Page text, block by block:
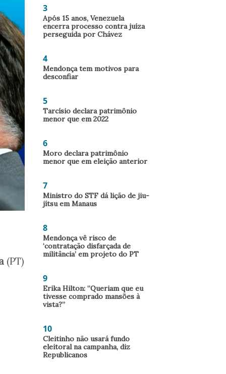
(PT)
3
Após 15 anos, Venezuela
encerra processo contra juíza
perseguida por Chávez
4
Mendonça tem motivos para
desconfiar
5
Tarcísio declara patrimônio
menor que em 2022
6
Moro declara patrimônio
menor que em eleição anterior
7
Ministro do STF dá lição de jiu-
jítsu em Manaus
8
Mendonça vê risco de
‘contratação disfarçada de
militância’ em projeto do PT
9
Erika Hilton: “Queriam que eu
tivesse comprado mansões à
vista?”
10
Cleitinho não usará fundo
eleitoral na campanha, diz
Republicanos